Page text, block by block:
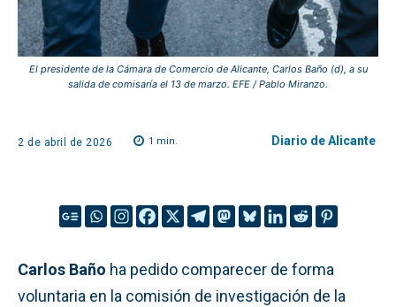
El presidente de la Cámara de Comercio de Alicante, Carlos Baño (d), a su
salida de comisaría el 13 de marzo. EFE / Pablo Miranzo.
2 de abril de 2026 1 min. Diario de Alicante
Carlos Baño ha pedido comparecer de forma
voluntaria en la comisión de investigación de la